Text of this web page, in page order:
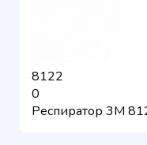
8122
0
Респиратор 3М